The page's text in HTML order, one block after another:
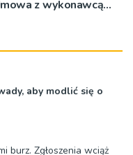
z wykonawcą
aby modlić się o
burz. Zgłoszenia wciąż